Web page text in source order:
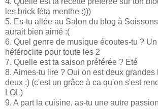
les brick féta menthe :)))
5. Es-tu allée au Salon du blog à
aurait bien aimé :(
6. Quel genre de musique écoutes-tu ?
hétéroclite pour toute les 2
7. Quelle est ta saison préférée ? Eté
8. Aimes-tu lire ? Oui on est deux
deux :) (c'est un grâce à ca qu'on s'est
LOL)
9. A part la cuisine, as-tu une autre